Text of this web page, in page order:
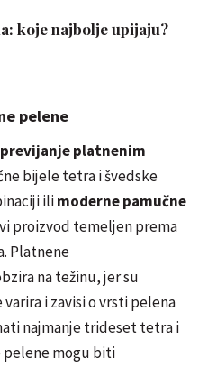
koje najbolje upijaju?
pelene
previjanje platnenim
bijele tetra i švedske
ilimoderne pamučne
proizvod temeljen prema
Platnene
na težinu, jer su
i zavisi o vrsti pelena
najmanje trideset tetra i
pelene mogu biti